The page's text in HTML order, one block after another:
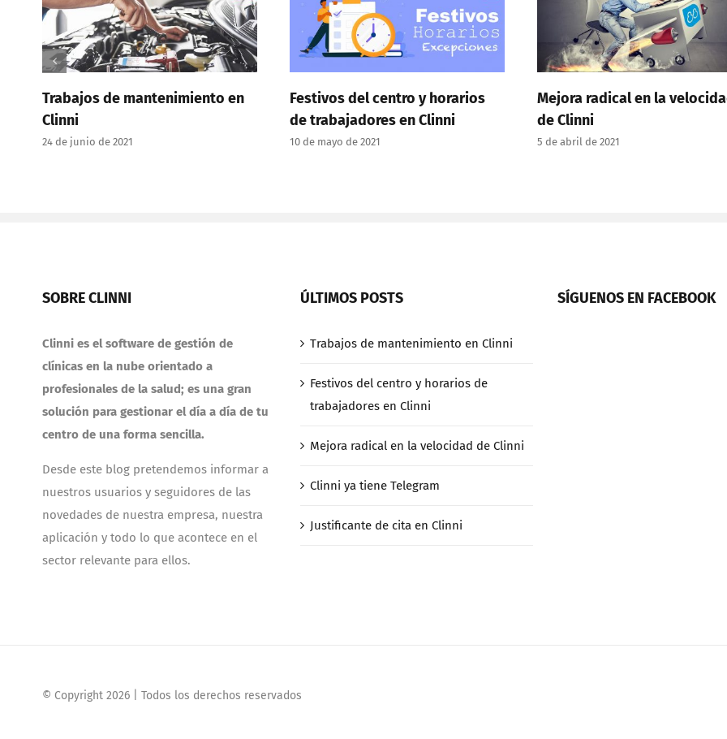
de mantenimiento en
de junio de 2021
Festivos del centro y horarios
de trabajadores en Clinni
10 de mayo de 2021
Mejora radical en la velocidad
de Clinni
5 de abril de 2021
SOBRE CLINNI
Clinni es el software de gestión de
clínicas en la nube orientado a
profesionales de la salud; es una gran
solución para gestionar el día a día de tu
centro de una forma sencilla.
Desde este blog pretendemos informar a
nuestros usuarios y seguidores de las
novedades de nuestra empresa, nuestra
aplicación y todo lo que acontece en el
sector relevante para ellos.
ÚLTIMOS POSTS
Trabajos de mantenimiento en Clinni
Festivos del centro y horarios de
trabajadores en Clinni
Mejora radical en la velocidad de Clinni
Clinni ya tiene Telegram
Justificante de cita en Clinni
SÍGUENOS EN FACEBOOK
© Copyright 2026 | Todos los derechos reservados